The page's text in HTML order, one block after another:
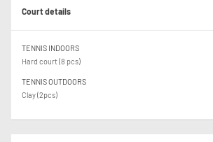
Court details
TENNIS INDOORS
Hard court (8 pcs)
TENNIS OUTDOORS
Clay (2pcs)